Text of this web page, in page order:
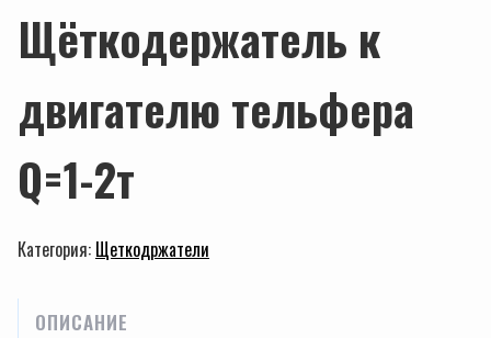
Щёткодержатель к
двигателю тельфера
Q=1-2т
Категория: Щеткодржатели
ОПИСАНИЕ